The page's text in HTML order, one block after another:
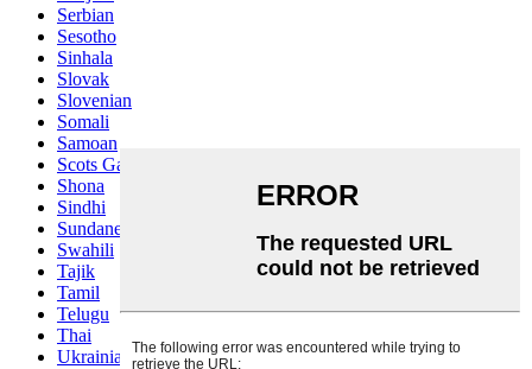
Serbian
Sesotho
Sinhala
Slovak
Slovenian
Somali
Samoan
Scots Gaelic
Shona
Sindhi
Sundanese
Swahili
Tajik
Tamil
Telugu
Thai
Ukrainian